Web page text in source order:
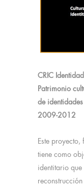
CRIC
Patrimonio
de
2009-2012
Este
tiene como
identitario